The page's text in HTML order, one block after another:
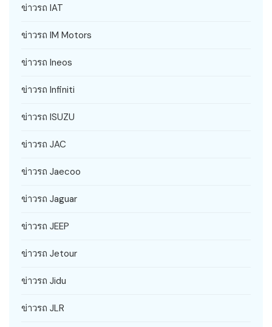
ข่าวรถ IAT
ข่าวรถ IM Motors
ข่าวรถ Ineos
ข่าวรถ Infiniti
ข่าวรถ ISUZU
ข่าวรถ JAC
ข่าวรถ Jaecoo
ข่าวรถ Jaguar
ข่าวรถ JEEP
ข่าวรถ Jetour
ข่าวรถ Jidu
ข่าวรถ JLR